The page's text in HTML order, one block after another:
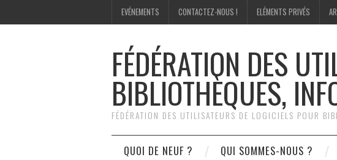
EVÉNEMENTS CONTACTEZ-NOUS ! ELÉMENTS PRIVÉS
FÉDÉRATION DES
BIBLIOTHÈQUES,
FÉDÉRATION DES UTILISATEURS DE LOGICIELS POUR
QUOI DE NEUF ? QUI SOMMES-NOUS ?